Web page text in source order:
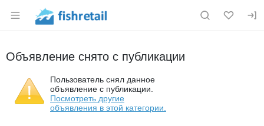
Раздел навигации по сайту fishretail.ru
Объявление снято с публикации
Пользователь снял данное
объявление с публикации.
Посмотреть другие
объявления в этой категории.